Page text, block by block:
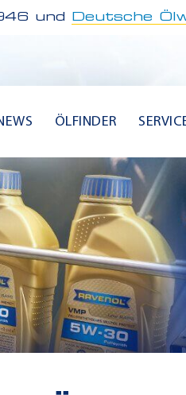
und Deutsche
ÖLFINDER